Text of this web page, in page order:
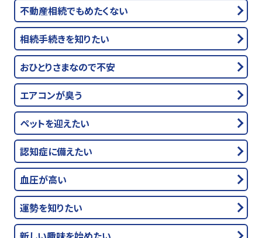
不動産相続でもめたくない
相続手続きを知りたい
おひとりさまなので不安
エアコンが臭う
ペットを迎えたい
認知症に備えたい
血圧が高い
運勢を知りたい